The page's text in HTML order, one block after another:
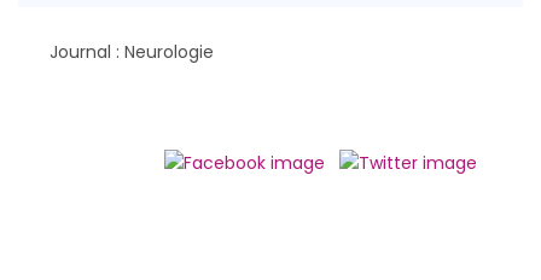
Journal : Neurologie